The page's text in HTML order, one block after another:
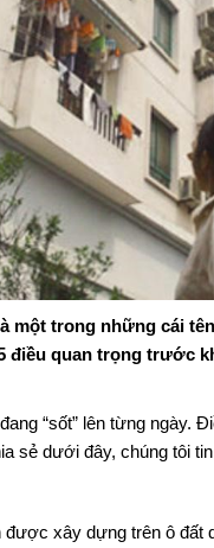
một trong những cái
điều quan trọng trước
“sốt” lên từng ngày.
sẻ dưới đây, chúng tôi
được xây dựng trên ô đất